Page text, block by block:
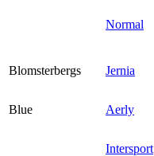
Normal
Blomsterbergs Jernia
Blue
Aerly
Intersport